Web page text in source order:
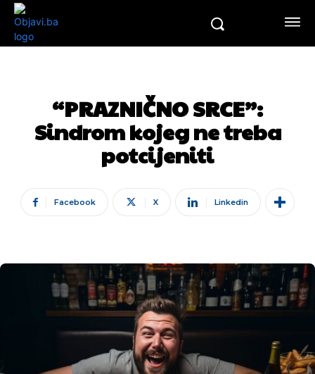
“PRAZNIČNO SRCE”:
Sindrom kojeg ne treba
potcijeniti
Facebook X Linkedin